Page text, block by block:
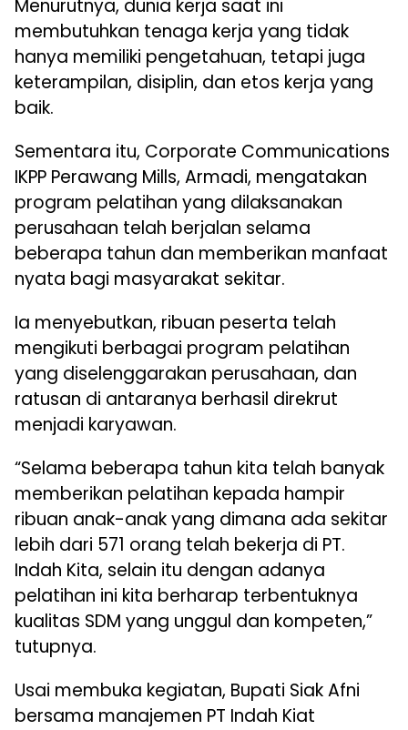
Menurutnya, dunia kerja saat ini
membutuhkan tenaga kerja yang tidak
hanya memiliki pengetahuan, tetapi juga
keterampilan, disiplin, dan etos kerja yang
baik.
Sementara itu, Corporate Communications
IKPP Perawang Mills, Armadi, mengatakan
program pelatihan yang dilaksanakan
perusahaan telah berjalan selama
beberapa tahun dan memberikan manfaat
nyata bagi masyarakat sekitar.
Ia menyebutkan, ribuan peserta telah
mengikuti berbagai program pelatihan
yang diselenggarakan perusahaan, dan
ratusan di antaranya berhasil direkrut
menjadi karyawan.
“Selama beberapa tahun kita telah banyak
memberikan pelatihan kepada hampir
ribuan anak-anak yang dimana ada sekitar
lebih dari 571 orang telah bekerja di PT.
Indah Kita, selain itu dengan adanya
pelatihan ini kita berharap terbentuknya
kualitas SDM yang unggul dan kompeten,”
tutupnya.
Usai membuka kegiatan, Bupati Siak Afni
bersama manajemen PT Indah Kiat